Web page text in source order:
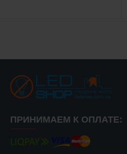
ПРИНИМАЕМ К ОПЛАТЕ: